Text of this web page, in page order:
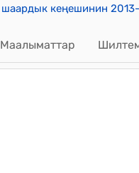
Маалыматтар